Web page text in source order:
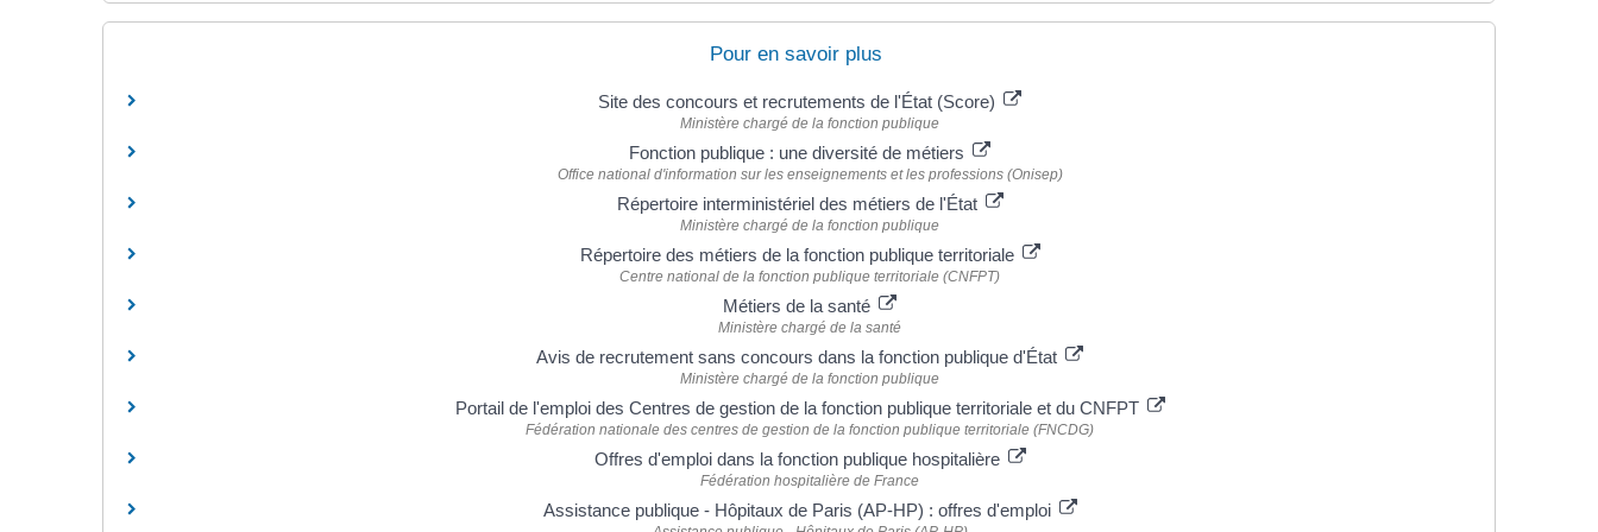
Pour en savoir plus
Site des concours et recrutements de l'État (Score)
Ministère chargé de la fonction publique
Fonction publique : une diversité de métiers
Office national d'information sur les enseignements et les professions (Onisep)
Répertoire interministériel des métiers de l'État
Ministère chargé de la fonction publique
Répertoire des métiers de la fonction publique territoriale
Centre national de la fonction publique territoriale (CNFPT)
Métiers de la santé
Ministère chargé de la santé
Avis de recrutement sans concours dans la fonction publique d'État
Ministère chargé de la fonction publique
Portail de l'emploi des Centres de gestion de la fonction publique territoriale et du CNFPT
Fédération nationale des centres de gestion de la fonction publique territoriale (FNCDG)
Offres d'emploi dans la fonction publique hospitalière
Fédération hospitalière de France
Assistance publique - Hôpitaux de Paris (AP-HP) : offres d'emploi